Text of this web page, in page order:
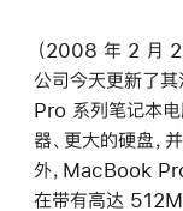
（2008 年 2 月
公司今天更新了
Pro 系列笔记本电
器、更大的硬盘，
外，MacBook
在带有高达